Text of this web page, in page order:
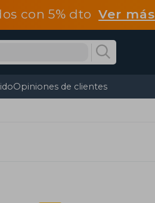
con 5% dtoVer más
Opiniones de clientes